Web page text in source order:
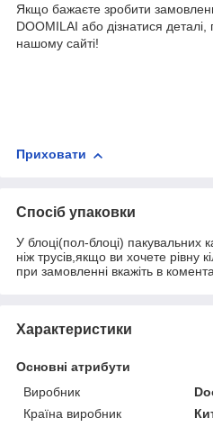
Якщо бажаєте зробити
DOOMILAI або дізнатися
нашому сайті!
Приховати
Спосіб упаковки
У блоці(пол-блоці) пакувальних
ніж трусів,якщо ви хочете рівну
при замовленні вкажіть в
Характеристики
Основні атрибути
Виробник
Країна виробник